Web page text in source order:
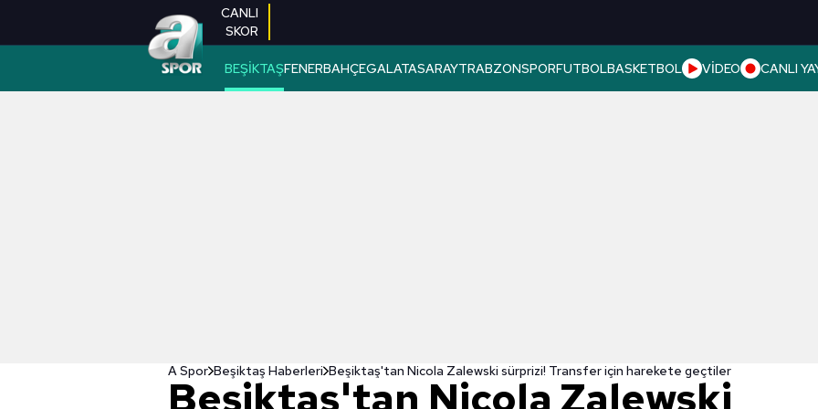
CANLI
SKOR
BEŞİKTAŞFENERBAHÇEGALATASARAYTRABZONSPORFUTBOLBASKETBOL VİDEO CANLI
A Spor Beşiktaş Haberleri Beşiktaş'tan Nicola Zalewski sürprizi! Transfer için harekete geçtiler
Beşiktaş'tan Nicola Zalewski